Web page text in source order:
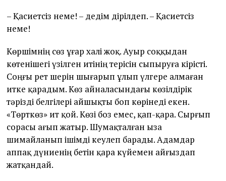
– Қасиетсіз неме! – дедім дірілдеп. – Қасиетсіз
неме!
Көршімнің сөз ұғар халі жоқ. Ауыр соққыдан
көтенішегі үзілген итінің терісін сыпыруға кірісті.
Соңғы рет шерін шығарып ұлып үлгере алмаған
итке қарадым. Көз айналасындағы көзілдірік
тәрізді белгілері айшықты боп көрінеді екен.
«Төрткөз» ит қой. Көзі боз емес, қап-қара. Сырғып
сорасы ағып жатыр. Шумақталған ыза
шимайланып ішімді кеулеп барады. Адамдар
аппақ дүниенің бетін қара күйемен айғыздап
жатқандай.